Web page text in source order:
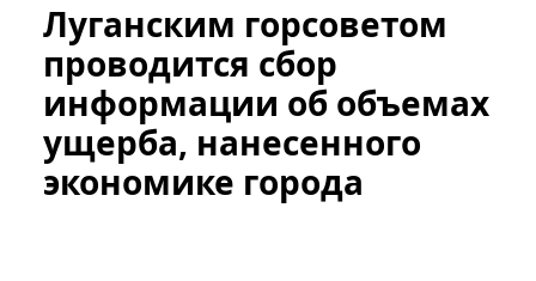
Луганским горсоветом
проводится сбор
информации об объемах
ущерба, нанесенного
экономике города